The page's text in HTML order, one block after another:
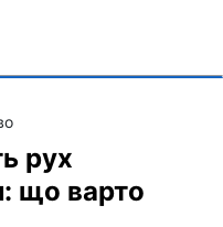
рух
що варто